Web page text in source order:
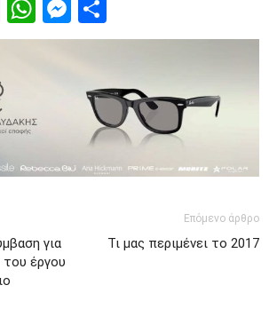
ViberWhatsApp
Messenger
για
έργου
Επόμενο άρθρο
Τι μας περιμένει το 2017